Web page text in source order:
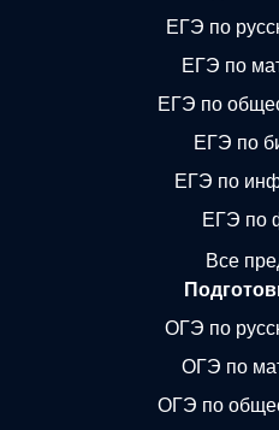
ЕГЭ по
ЕГЭ по
ЕГЭ по
ЕГЭ по
ЕГЭ по
ЕГЭ по
Все
ОГЭ по
ОГЭ по
ОГЭ по